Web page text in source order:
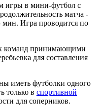
игры в мини-футбол с
матча -
мин. Игра проводится по
команд принимающими
для составления
иметь футболки одного
только в спортивной
для соперников.